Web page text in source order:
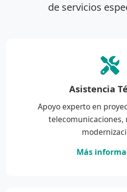
de servicios
Asistencia
Apoyo experto en
telecomunicaciones,
Más